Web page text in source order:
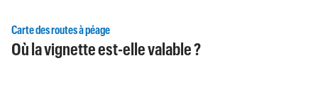
Carte des routes à péage
Où la vignette est-elle valable ?